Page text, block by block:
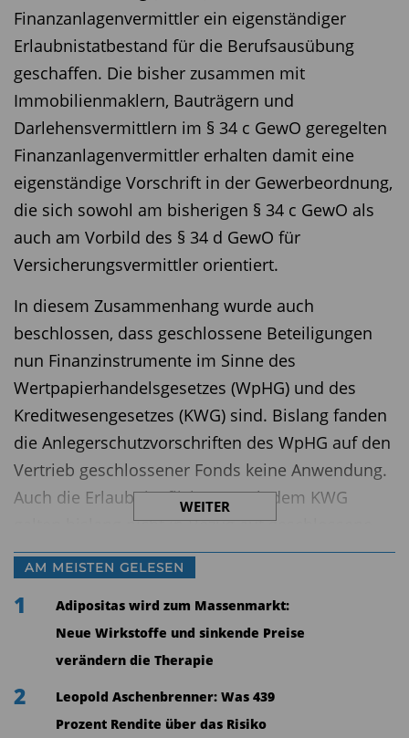
Finanzanlagenvermittler ein eigenständiger
Erlaubnistatbestand für die Berufsausübung
geschaffen. Die bisher zusammen mit
Immobilienmaklern, Bauträgern und
Darlehensvermittlern im § 34 c GewO geregelten
Finanzanlagenvermittler erhalten damit eine
eigenständige Vorschrift in der Gewerbeordnung,
die sich sowohl am bisherigen § 34 c GewO als
auch am Vorbild des § 34 d GewO für
Versicherungsvermittler orientiert.
In diesem Zusammenhang wurde auch
beschlossen, dass geschlossene Beteiligungen
nun Finanzinstrumente im Sinne des
Wertpapierhandelsgesetzes (WpHG) und des
Kreditwesengesetzes (KWG) sind. Bislang fanden
die Anlegerschutzvorschriften des WpHG auf den
Vertrieb geschlossener Fonds keine Anwendung.
Auch die Erlaubnispflichten nach dem KWG
galten bislang nicht in Bezug auf geschlossene
Fonds. Die Einordnung der geschlossenen Fonds
als Finanzinstrumente im Sinne des KWG hat nun
zur Folge, dass Berater und Vermittler von
Vermögensanlagen grundsätzlich eine Erlaubnis
nach § 32 KWG vorweisen müssten. Allerdings
greift hier die Ausnahmeregelung, dass freie
Vermittler von Anteilen an geschlossenen Fonds
WEITER
AM MEISTEN GELESEN
1
Adipositas wird zum Massenmarkt:
Neue Wirkstoffe und sinkende Preise
verändern die Therapie
2
Leopold Aschenbrenner: Was 439
Prozent Rendite über das Risiko